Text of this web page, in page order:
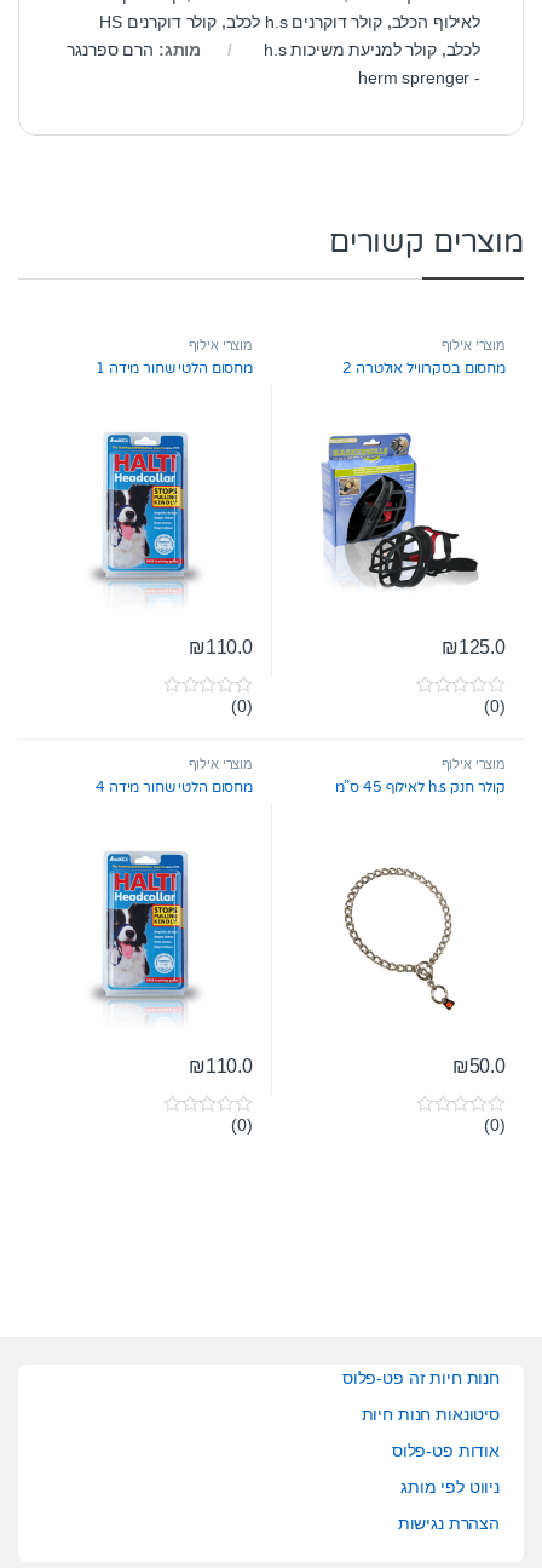
לאילוף הכלב,קולר דוקרנים h.s לכלב ,
קולר דוקרנים HS
לכלב,קולר למניעת משיכות h.s מותג: הרם ספרנגר
- herm sprenger
מוצרים קשורים
מוצרי אילוף
מחסום בסקרוויל אולטרה 2
₪125.0
0
t
f
(0)
מוצרי אילוף
מחסום הלטי שחור מידה 1
₪110.0
0
t
f
(0)
מוצרי אילוף
קולר חנק h.s לאילוף 45 ס”מ
₪50.0
0(0)
מוצרי אילוף
מחסום הלטי שחור מידה 4
₪110.0
0(0)
חנות חיות זה פט-פלוס
סיטונאות חנות חיות
אודות פט-פלוס
ניווט לפי מותג
הצהרת נגישות